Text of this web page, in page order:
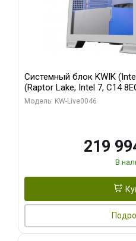
Системный блок KWIK
(Raptor Lake, Intel 7, C14
Gigabyte RTX5060Ti
Модель: KW-Live0046
219
В